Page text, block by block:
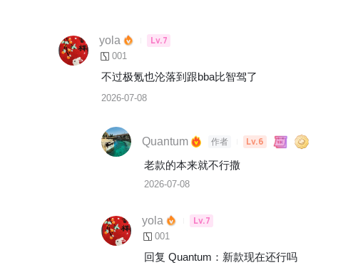
yola Lv.7
001
不过极氪也沦落到跟bba比智驾了
2026-07-08
Quantum 作者 Lv.6
老款的本来就不行撒
2026-07-08
yola Lv.7
001
回复 Quantum ： 新款现在还行吗